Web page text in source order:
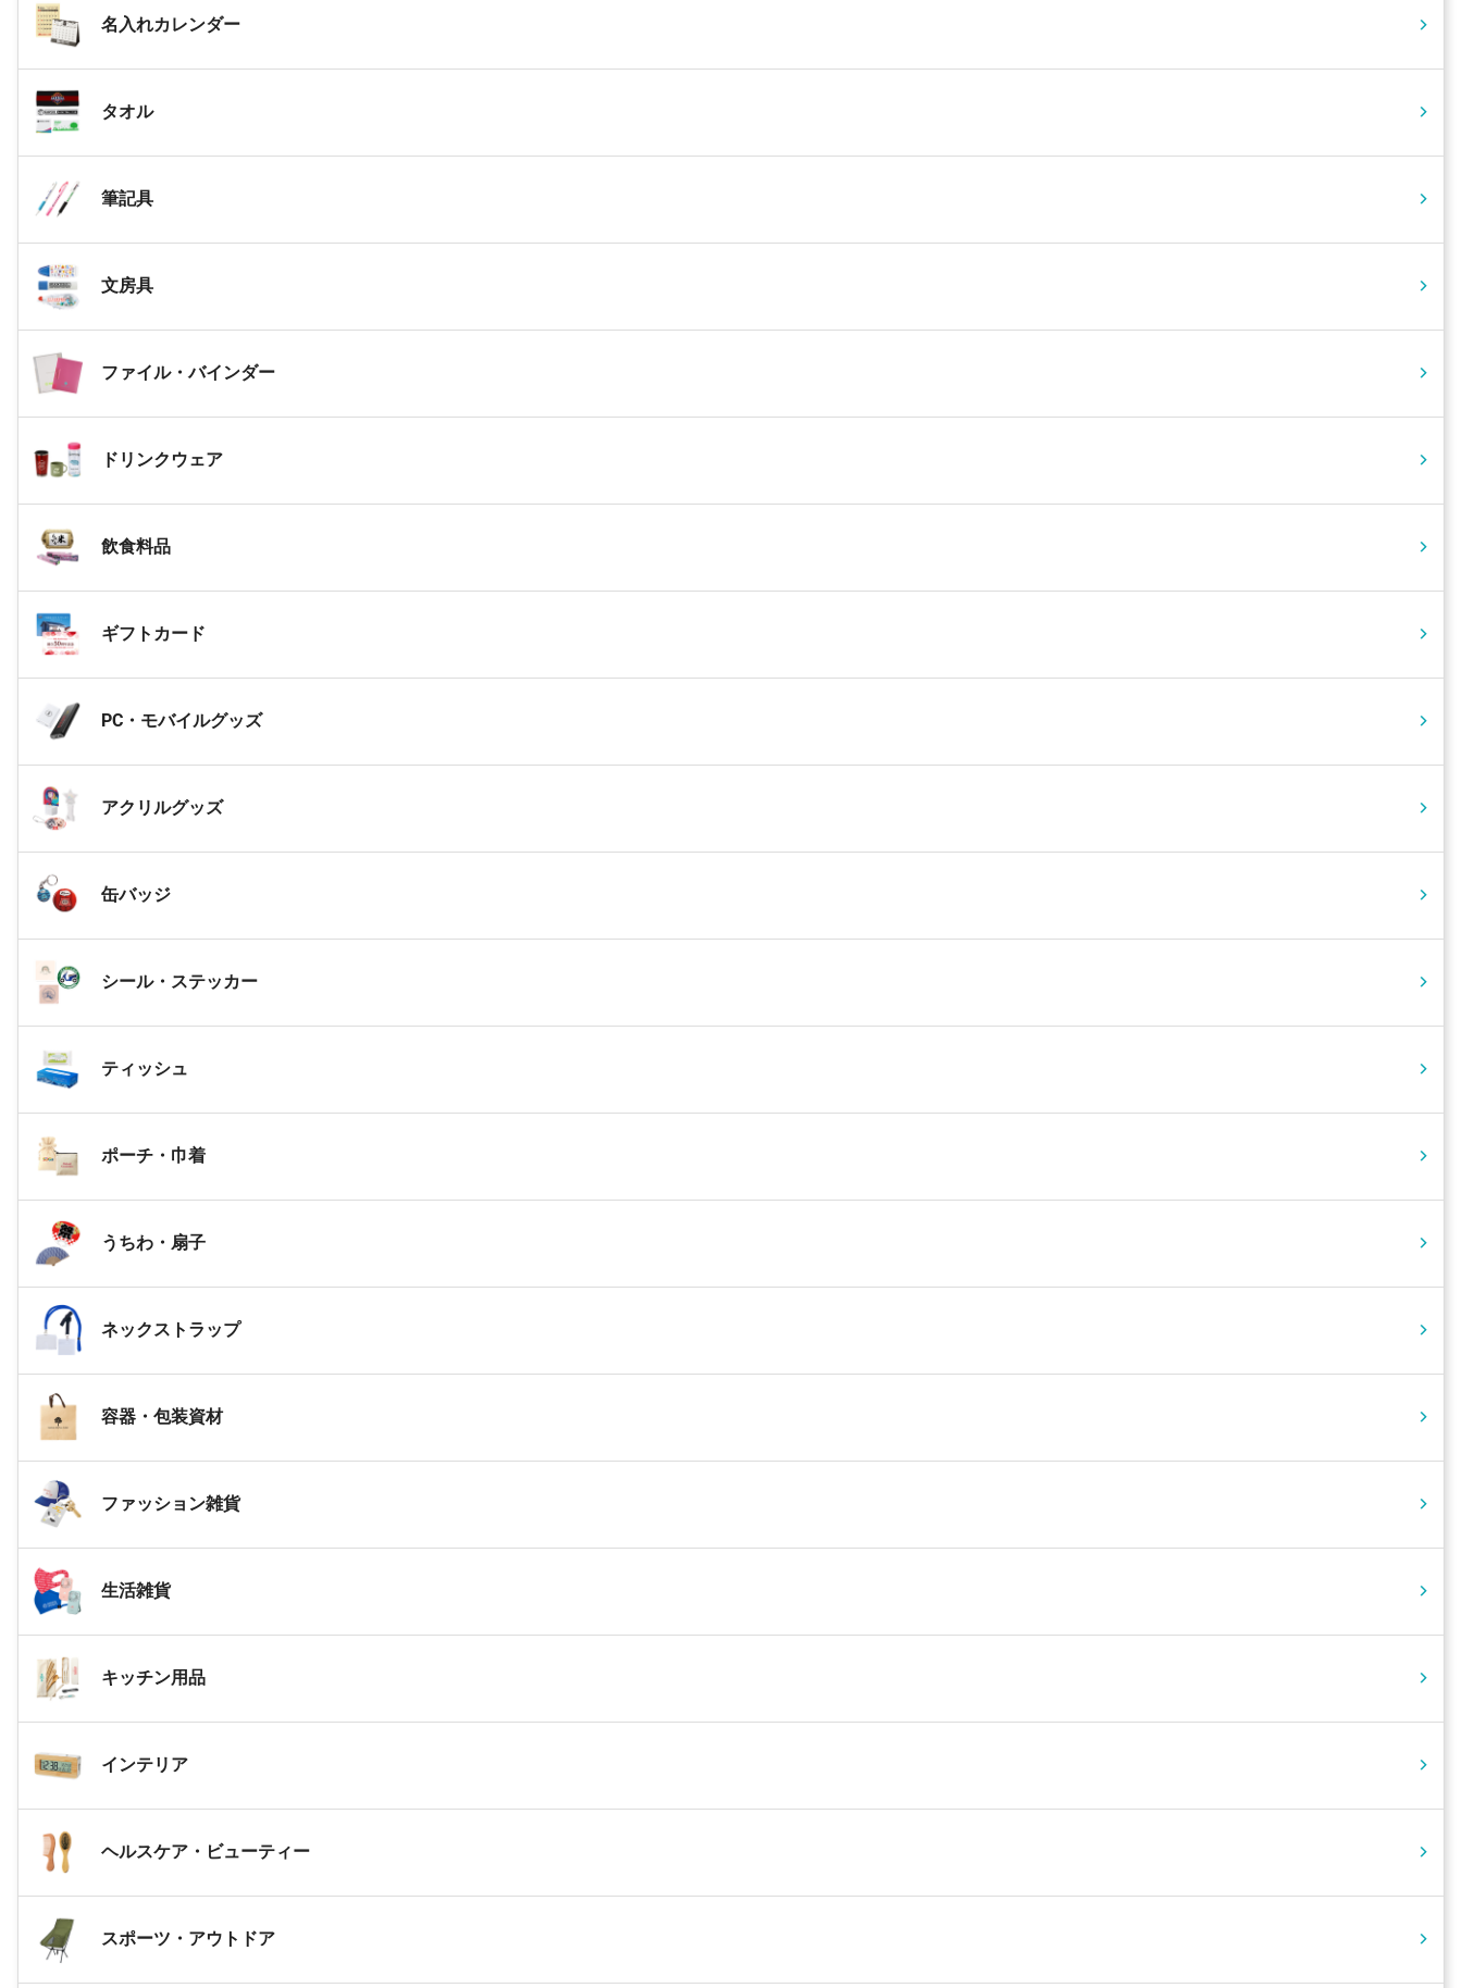
名入れカレンダー
タオル
筆記具
文房具
ファイル・バインダー
ドリンクウェア
飲食料品
ギフトカード
PC・モバイルグッズ
アクリルグッズ
缶バッジ
シール・ステッカー
ティッシュ
ポーチ・巾着
うちわ・扇子
ネックストラップ
容器・包装資材
ファッション雑貨
生活雑貨
キッチン用品
インテリア
ヘルスケア・ビューティー
スポーツ・アウトドア